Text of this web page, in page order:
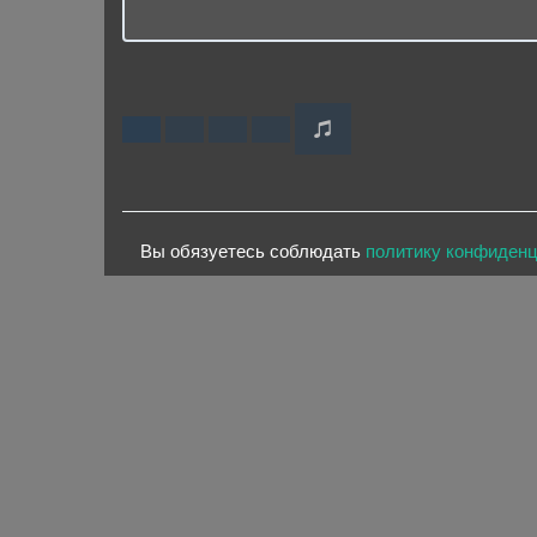
Вы обязуетесь соблюдать политику